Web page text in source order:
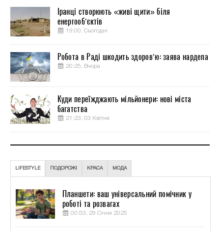
Іранці створюють «живі щити» біля
енергооб’єктів
19:00, Сьогодні
Робота в Раді шкодить здоров’ю: заява нардепа
20:25, Вчора
Куди переїжджають мільйонери: нові міста
багатства
21:23, 03 Квітня
LIFESTYLE ПОДОРОЖІ КРАСА МОДА
Планшети: ваш універсальний помічник у
роботі та розвагах
00:53, 29 Січня 2025